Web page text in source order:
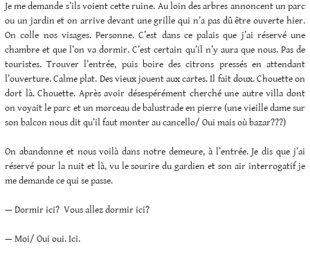
Je me demande s’ils voient cette ruine. Au loin des arbres annoncent un parc
ou un jardin et on arrive devant une grille qui n’a pas dû être ouverte hier.
On colle nos visages. Personne. C’est dans ce palais que j’ai réservé une
chambre et que l’on va dormir. C’est certain qu’il n’y aura que nous. Pas de
touristes. Trouver l’entrée, puis boire des citrons pressés en attendant
l’ouverture. Calme plat. Des vieux jouent aux cartes. Il fait doux. Chouette on
dort là. Chouette. Après avoir désespérément cherché une autre villa dont
on voyait le parc et un morceau de balustrade en pierre (une vieille dame sur
son balcon nous dit qu’il faut monter au cancello/ Oui mais où bazar???)
On abandonne et nous voilà dans notre demeure, à l’entrée. Je dis que j’ai
réservé pour la nuit et là, vu le sourire du gardien et son air interrogatif je
me demande ce qui se passe.
— Dormir ici? Vous allez dormir ici?
— Moi/ Oui oui. Ici.